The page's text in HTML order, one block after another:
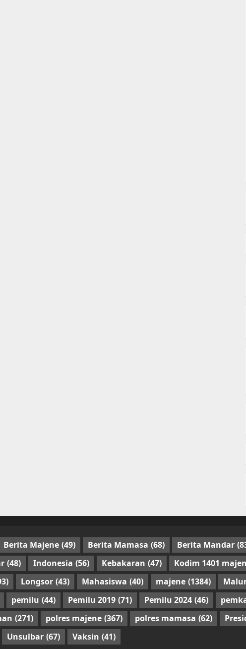
Berita Majene (49) Berita Mamasa (68) Berita Mandar
(48) Indonesia (56) Kebakaran (47) Kodim 1401
Longsor (43) Mahasiswa (40) majene (1384)
pemilu (44) Pemilu 2019 (71) Pemilu 2024 (46)
(271) polres majene (367) polres mamasa (62)
Unsulbar (67) Vaksin (41)